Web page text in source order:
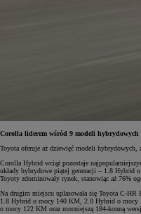
Corolla liderem wśród 9 modeli hybrydowych
Toyota oferuje aż dziewięć modeli hybrydowych,
Corolla Hybrid wciąż pozostaje
układy hybrydowe piątej generacji – 1.8 Hybrid
Toyoty zdominowały rynek, stanowiąc aż 76%
Na drugim miejscu uplasowała się Toyota C-
1.8 Hybrid o mocy 140 KM, 2.0 Hybrid o mocy
o mocy 122 KM oraz mocniejszą 184-konną